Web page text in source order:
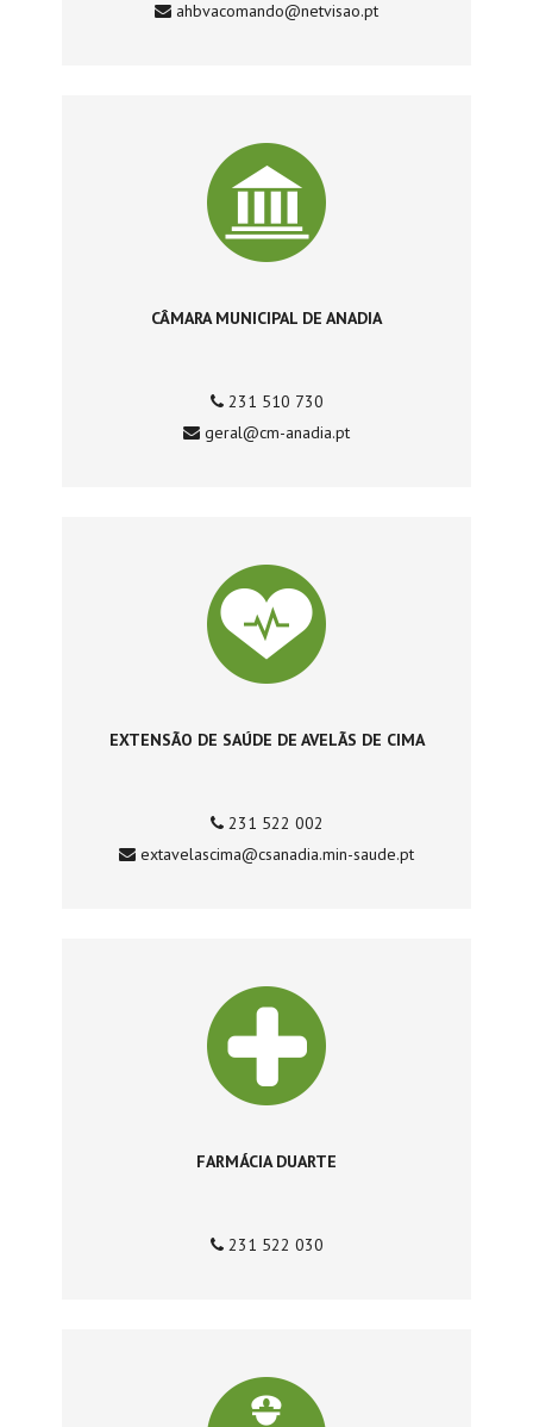
ahbvacomando@netvisao.pt
CÂMARA MUNICIPAL DE ANADIA
231 510 730
geral@cm-anadia.pt
EXTENSÃO DE SAÚDE DE AVELÃS DE CIMA
231 522 002
extavelascima@csanadia.min-saude.pt
FARMÁCIA DUARTE
231 522 030